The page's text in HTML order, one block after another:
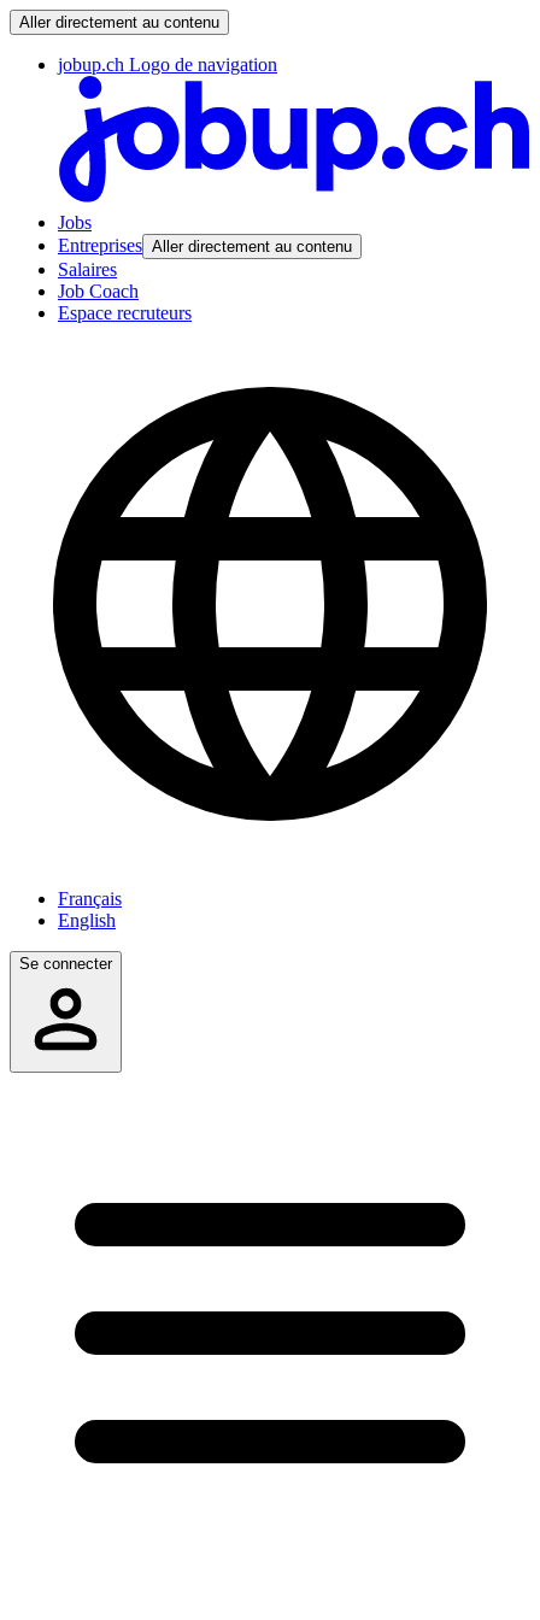
Aller directement au contenu
jobup.ch Logo de navigation
Jobs
Entreprises Aller directement au contenu
Salaires
Job Coach
Espace recruteurs
Français
English
Se connecter